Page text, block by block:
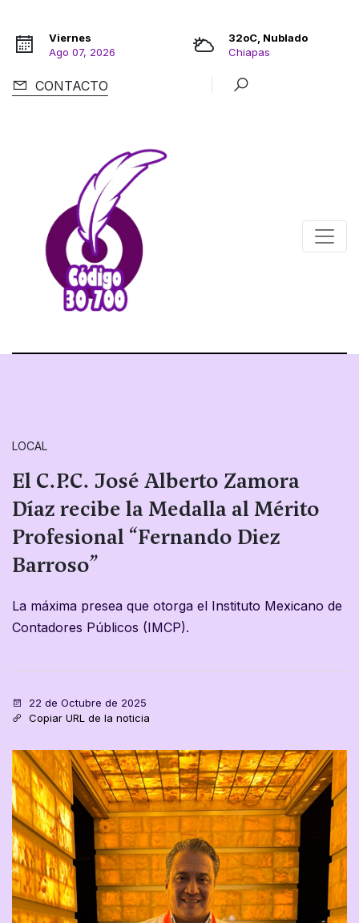
Viernes
Ago 07, 2026
32oC, Nublado
Chiapas
CONTACTO
LOCAL
El C.P.C. José Alberto Zamora
Díaz recibe la Medalla al Mérito
Profesional “Fernando Diez
Barroso”
La máxima presea que otorga el Instituto Mexicano de
Contadores Públicos (IMCP).
22 de Octubre de 2025
Copiar URL de la noticia